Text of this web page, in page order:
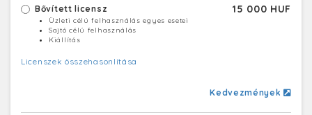
Bővített licensz 15 000 HUF
Üzleti célú felhasználás egyes esetei
Sajtó célú felhasználás
Kiállítás
Licenszek összehasonlítása
Kedvezmények